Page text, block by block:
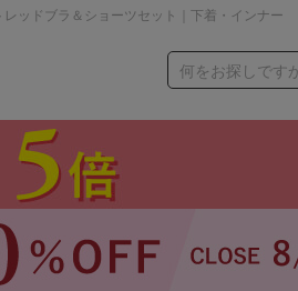
ッドブラ＆ショーツセット｜下着・インナー
何をお探しです
1,000～
3,000～